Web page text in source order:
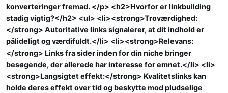
konverteringer fremad. </p> <h2>Hvorfor er linkbuilding
stadig vigtig?</h2> <ul> <li><strong>Troværdighed:
</strong> Autoritative links signalerer, at dit indhold er
pålideligt og værdifuldt.</li> <li><strong>Relevans:
</strong> Links fra sider inden for din niche bringer
besøgende, der allerede har interesse for emnet.</li> <li>
<strong>Langsigtet effekt:</strong> Kvalitetslinks kan
holde deres effekt over tid og beskytte mod pludselige